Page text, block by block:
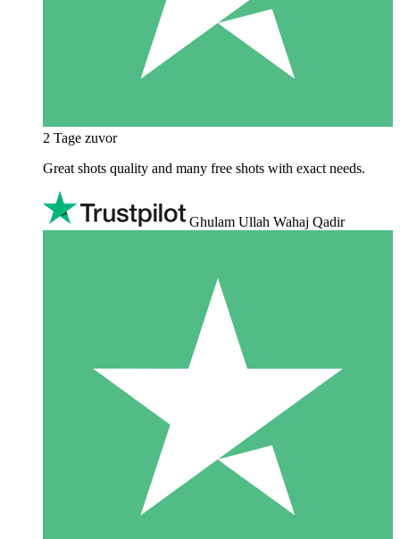
2 Tage zuvor
Great shots quality and many free shots with exact needs.
Ghulam Ullah Wahaj Qadir